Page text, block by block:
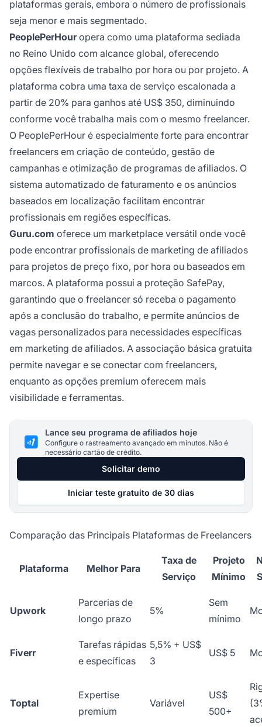
plataformas gerais, embora o número de profissionais
seja menor e mais segmentado.
PeoplePerHouropera como uma plataforma sediada
no Reino Unido com alcance global, oferecendo
opções flexíveis de trabalho por hora ou por projeto. A
plataforma cobra uma taxa de serviço escalonada a
partir de 20% para ganhos até US$ 350, diminuindo
conforme você trabalha mais com o mesmo freelancer.
O PeoplePerHour é especialmente forte para encontrar
freelancers em criação de conteúdo, gestão de
campanhas e otimização de programas de afiliados. O
sistema automatizado de faturamento e os anúncios
baseados em localização facilitam encontrar
profissionais em regiões específicas.
Guru.com oferece um marketplace versátil onde você
pode encontrar profissionais de marketing de afiliados
para projetos de preço fixo, por hora ou baseados em
marcos. A plataforma possui a proteção SafePay,
garantindo que o freelancer só receba o pagamento
após a conclusão do trabalho, e permite anúncios de
vagas personalizados para necessidades específicas
em marketing de afiliados. A associação básica gratuita
permite navegar e se conectar com freelancers,
enquanto as opções premium oferecem mais
visibilidade e ferramentas.
Lance seu programa de afiliados hoje
Configure o rastreamento avançado em minutos. Não é
necessário cartão de crédito.
Solicitar demo
Iniciar teste gratuito de 30 dias
Comparação das Principais Plataformas de Freelancers
Plataforma Melhor Para
Taxa de
Serviço
Projeto
Mínimo
Upwork
Parcerias de
longo prazo
5%
Sem
mínimo
Fiverr
Tarefas rápidas
e específicas
5,5% + US$
3
US$ 5
Toptal
Expertise
premium
Variável
US$
500+